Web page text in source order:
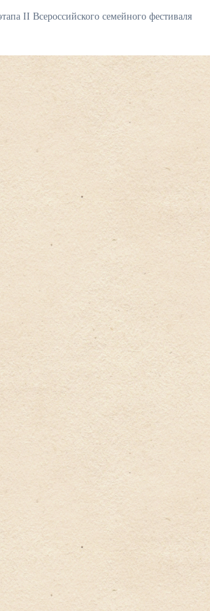
II Всероссийского семейного фестиваля